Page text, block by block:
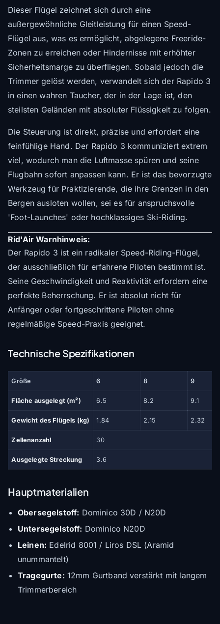
Dieser Flügel zeichnet sich durch eine
außergewöhnliche Gleitleistung für einen Speed-
Flügel aus, was es ermöglicht, abgelegene Freeride-
Zonen zu erreichen oder Hindernisse mit erhöhter
Sicherheitsmarge zu überfliegen. Sobald jedoch die
Trimmer gelöst werden, verwandelt sich der Rapido 3
in einen wahren Taucher, der in der Lage ist, den
steilsten Geländen mit absoluter Flüssigkeit zu folgen.
Die Steuerung ist direkt, präzise und erfordert eine
feinfühlige Hand. Der Rapido 3 kommuniziert extrem
viel, wodurch man die Luftmasse spüren und seine
Flugbahn sofort anpassen kann. Er ist das bevorzugte
Werkzeug für Praktizierende, die ihre Grenzen in den
Bergen ausloten wollen, sei es für anspruchsvolle
'Foot-Launches' oder hochklassiges Ski-Riding.
Rid'Air Warnhinweis:
Der Rapido 3 ist ein radikaler Speed-Riding-Flügel,
der ausschließlich für erfahrene Piloten bestimmt ist.
Seine Geschwindigkeit und Reaktivität erfordern eine
perfekte Beherrschung. Er ist absolut nicht für
Anfänger oder fortgeschrittene Piloten ohne
regelmäßige Speed-Praxis geeignet.
Technische Spezifikationen
Größe 6 8 9
Fläche ausgelegt (m²) 6.5 8.2 9.1
Gewicht des Flügels (kg) 1.84 2.15 2.32
Zellenanzahl 30
Ausgelegte Streckung 3.6
Hauptmaterialien
Obersegelstoff: Dominico 30D / N20D
Untersegelstoff: Dominico N20D
Leinen: Edelrid 8001 / Liros DSL (Aramid
unummantelt)
Tragegurte: 12mm Gurtband verstärkt mit langem
Trimmerbereich